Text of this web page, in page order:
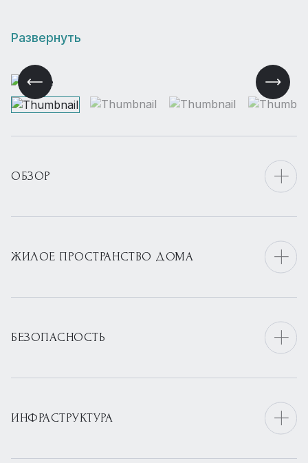
Развернуть
ОБЗОР
ЖИЛОЕ ПРОСТРАНСТВО ДОМА
БЕЗОПАСНОСТЬ
ИНФРАСТРУКТУРА